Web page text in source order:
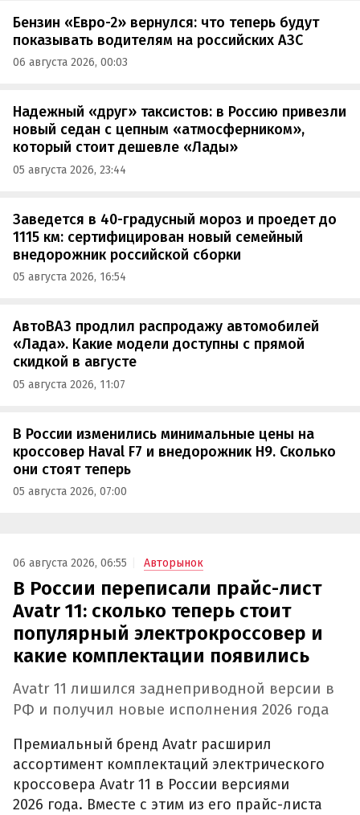
Бензин «Евро-2» вернулся: что теперь будут
показывать водителям на российских АЗС
06 августа 2026, 00:03
Надежный «друг» таксистов: в Россию привезли
новый седан с цепным «атмосферником»,
который стоит дешевле «Лады»
05 августа 2026, 23:44
Заведется в 40-градусный мороз и проедет до
1115 км: сертифицирован новый семейный
внедорожник российской сборки
05 августа 2026, 16:54
АвтоВАЗ продлил распродажу автомобилей
«Лада». Какие модели доступны с прямой
скидкой в августе
05 августа 2026, 11:07
В России изменились минимальные цены на
кроссовер Haval F7 и внедорожник H9. Сколько
они стоят теперь
05 августа 2026, 07:00
06 августа 2026, 06:55 Авторынок
В России переписали прайс-лист
Avatr 11: сколько теперь стоит
популярный электрокроссовер и
какие комплектации появились
Avatr 11 лишился заднеприводной версии в
РФ и получил новые исполнения 2026 года
Премиальный бренд Avatr расширил
ассортимент комплектаций электрического
кроссовера Avatr 11 в России версиями
2026 года. Вместе с этим из его прайс-листа